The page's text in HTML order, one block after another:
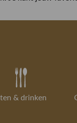
& drinken